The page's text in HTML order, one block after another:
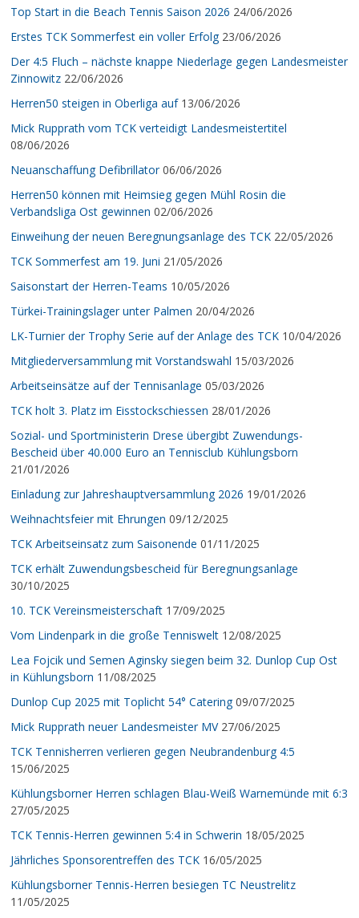
Top Start in die Beach Tennis Saison 2026 24/06/2026
Erstes TCK Sommerfest ein voller Erfolg 23/06/2026
Der 4:5 Fluch – nächste knappe Niederlage gegen Landesmeister
Zinnowitz 22/06/2026
Herren50 steigen in Oberliga auf 13/06/2026
Mick Rupprath vom TCK verteidigt Landesmeistertitel
08/06/2026
Neuanschaffung Defibrillator 06/06/2026
Herren50 können mit Heimsieg gegen Mühl Rosin die
Verbandsliga Ost gewinnen 02/06/2026
Einweihung der neuen Beregnungsanlage des TCK 22/05/2026
TCK Sommerfest am 19. Juni 21/05/2026
Saisonstart der Herren-Teams 10/05/2026
Türkei-Trainingslager unter Palmen 20/04/2026
LK-Turnier der Trophy Serie auf der Anlage des TCK 10/04/2026
Mitgliederversammlung mit Vorstandswahl 15/03/2026
Arbeitseinsätze auf der Tennisanlage 05/03/2026
TCK holt 3. Platz im Eisstockschiessen 28/01/2026
Sozial- und Sportministerin Drese übergibt Zuwendungs-
Bescheid über 40.000 Euro an Tennisclub Kühlungsborn
21/01/2026
Einladung zur Jahreshauptversammlung 2026 19/01/2026
Weihnachtsfeier mit Ehrungen 09/12/2025
TCK Arbeitseinsatz zum Saisonende 01/11/2025
TCK erhält Zuwendungsbescheid für Beregnungsanlage
30/10/2025
10. TCK Vereinsmeisterschaft 17/09/2025
Vom Lindenpark in die große Tenniswelt 12/08/2025
Lea Fojcik und Semen Aginsky siegen beim 32. Dunlop Cup Ost
in Kühlungsborn 11/08/2025
Dunlop Cup 2025 mit Toplicht 54° Catering 09/07/2025
Mick Rupprath neuer Landesmeister MV 27/06/2025
TCK Tennisherren verlieren gegen Neubrandenburg 4:5
15/06/2025
Kühlungsborner Herren schlagen Blau-Weiß Warnemünde mit 6:3
27/05/2025
TCK Tennis-Herren gewinnen 5:4 in Schwerin 18/05/2025
Jährliches Sponsorentreffen des TCK 16/05/2025
Kühlungsborner Tennis-Herren besiegen TC Neustrelitz
11/05/2025